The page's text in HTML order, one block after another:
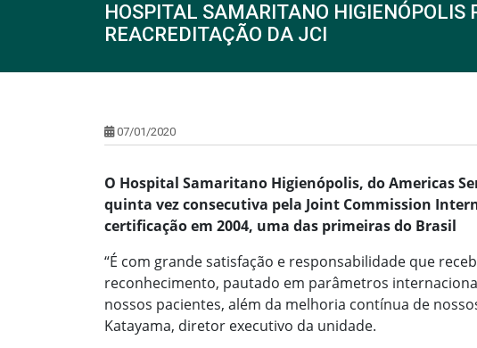
HOSPITAL SAMARITANO HIGIENÓPOLIS
REACREDITAÇÃO DA JCI
07/01/2020
O Hospital Samaritano Higienópolis, do Americas
quinta vez consecutiva pela Joint Commission
certificação em 2004, uma das primeiras do Brasil
“É com grande satisfação e responsabilidade que
reconhecimento, pautado em parâmetros
nossos pacientes, além da melhoria contínua de
Katayama, diretor executivo da unidade.